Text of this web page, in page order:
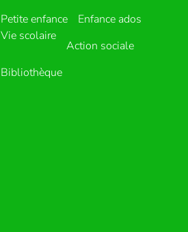
Petite enfance
Enfance ados
Vie scolaire
Action sociale
Bibliothèque